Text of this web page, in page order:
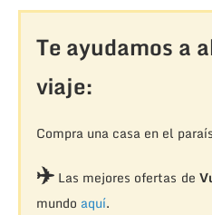
Te ayudamos a
viaje:
Compra una casa en el
✈️Las mejores ofertas de
mundo aquí.